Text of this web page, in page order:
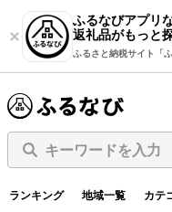
ふるなびアプリ
返礼品がもっと
ふるさと納税サイト「ふ
キーワードを入力
ランキング 地域一覧 カテ